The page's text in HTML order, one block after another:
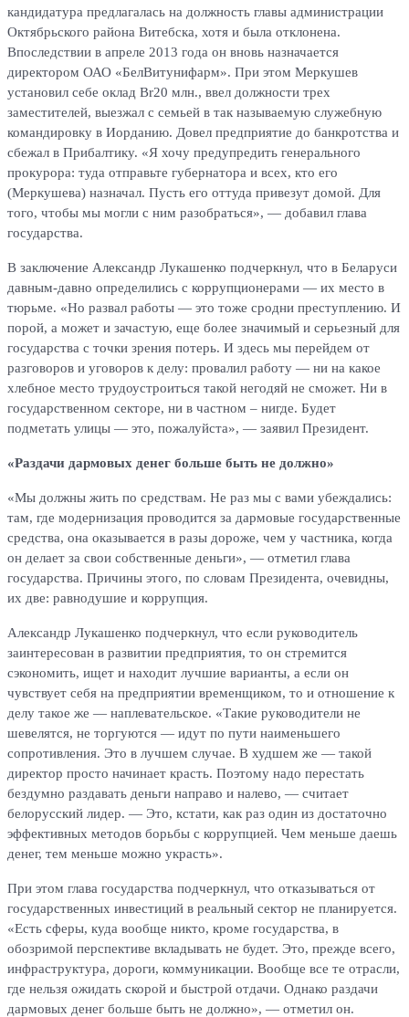
кандидатура предлагалась на должность главы администрации
Октябрьского района Витебска, хотя и была отклонена.
Впоследствии в апреле 2013 года он вновь назначается
директором ОАО «БелВитунифарм». При этом Меркушев
установил себе оклад Br20 млн., ввел должности трех
заместителей, выезжал с семьей в так называемую служебную
командировку в Иорданию. Довел предприятие до банкротства и
сбежал в Прибалтику. «Я хочу предупредить генерального
прокурора: туда отправьте губернатора и всех, кто его
(Меркушева) назначал. Пусть его оттуда привезут домой. Для
того, чтобы мы могли с ним разобраться», — добавил глава
государства.
В заключение Александр Лукашенко подчеркнул, что в Беларуси
давным-давно определились с коррупционерами — их место в
тюрьме. «Но развал работы — это тоже сродни преступлению. И
порой, а может и зачастую, еще более значимый и серьезный для
государства с точки зрения потерь. И здесь мы перейдем от
разговоров и уговоров к делу: провалил работу — ни на какое
хлебное место трудоустроиться такой негодяй не сможет. Ни в
государственном секторе, ни в частном – нигде. Будет
подметать улицы — это, пожалуйста», — заявил Президент.
«Раздачи дармовых денег больше быть не должно»
«Мы должны жить по средствам. Не раз мы с вами убеждались:
там, где модернизация проводится за дармовые государственные
средства, она оказывается в разы дороже, чем у частника, когда
он делает за свои собственные деньги», — отметил глава
государства. Причины этого, по словам Президента, очевидны,
их две: равнодушие и коррупция.
Александр Лукашенко подчеркнул, что если руководитель
заинтересован в развитии предприятия, то он стремится
сэкономить, ищет и находит лучшие варианты, а если он
чувствует себя на предприятии временщиком, то и отношение к
делу такое же — наплевательское. «Такие руководители не
шевелятся, не торгуются — идут по пути наименьшего
сопротивления. Это в лучшем случае. В худшем же — такой
директор просто начинает красть. Поэтому надо перестать
бездумно раздавать деньги направо и налево, — считает
белорусский лидер. — Это, кстати, как раз один из достаточно
эффективных методов борьбы с коррупцией. Чем меньше даешь
денег, тем меньше можно украсть».
При этом глава государства подчеркнул, что отказываться от
государственных инвестиций в реальный сектор не планируется.
«Есть сферы, куда вообще никто, кроме государства, в
обозримой перспективе вкладывать не будет. Это, прежде всего,
инфраструктура, дороги, коммуникации. Вообще все те отрасли,
где нельзя ожидать скорой и быстрой отдачи. Однако раздачи
дармовых денег больше быть не должно», — отметил он.